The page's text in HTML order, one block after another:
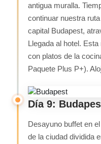
antigua muralla.
continuar nuestra
capital Budapest,
Llegada al hotel.
con platos de la
Paquete Plus P+).
Día 9:
Desayuno buffet en
de la ciudad dividida